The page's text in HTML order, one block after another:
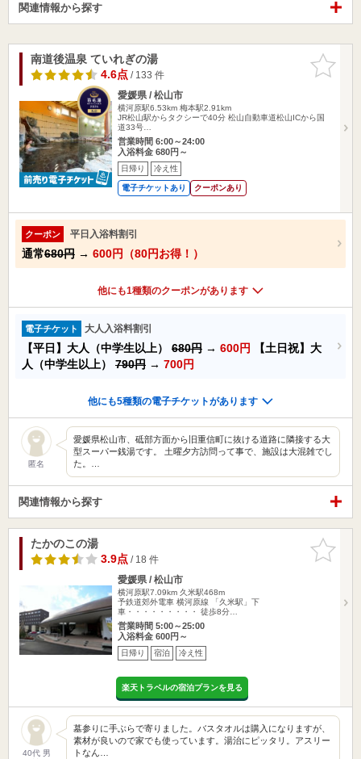
関連情報から探す
お気に入
りに追加
南道後温泉 ていれぎの湯
4.6点/ 133 件
愛媛県 / 松山市
横河原駅6.53km 梅本駅2.91km
JR松山駅からタクシーで40分 松山自動車道松山ICから国
道33号…
営業時間 6:00～24:00
入浴料金 680円～
日帰り 冷え性
電子チケットあり クーポンあり
クーポン 平日入浴料割引
通常680円 → 600円（80円お得！）
他にも1種類のクーポンがあります
電子チケット 大人入浴料割引
【平日】大人（中学生以上） 680円 → 600円
【土日祝】大
人（中学生以上） 790円 → 700円
他にも5種類の電子チケットがあります
匿名
愛媛県松山市、砥部方面から旧重信町に抜ける道路に隣接する大
型スーパー銭湯です。 土曜夕方訪問って事で、施設は大混雑でし
た。…
関連情報から探す
お気に入
りに追加
たかのこの湯
3.9点/ 18 件
愛媛県 / 松山市
横河原駅7.09km 久米駅468m
予鉄道郊外電車 横河原線 「久米駅」下
車・・・・・・・・・ 徒歩8分…
営業時間 5:00～25:00
入浴料金 600円～
日帰り 宿泊 冷え性
楽天トラベルの宿泊プランを見る
40代 男
墓参りに手ぶらで寄りました。バスタオルは購入になりますが、
素材が良いので家でも使っています。湯治にピッタリ。アスリー
トなん…